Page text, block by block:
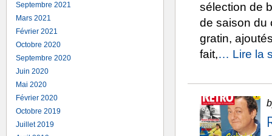
sélection de
de saison du
gratin,
fait,… Lire la
Septembre 2021
Mars 2021
Février 2021
Octobre 2020
Septembre 2020
Juin 2020
Mai 2020
Février 2020
Octobre 2019
Juillet 2019